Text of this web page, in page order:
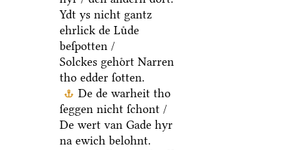
Ydt ys nicht gantz
ehrlick de Luͤde
beſpotten /
Solckes gehoͤrt Narren
tho edder ſotten.
De de warheit tho
ſeggen nicht ſchont /
De wert van Gade hyr
na ewich belohnt.